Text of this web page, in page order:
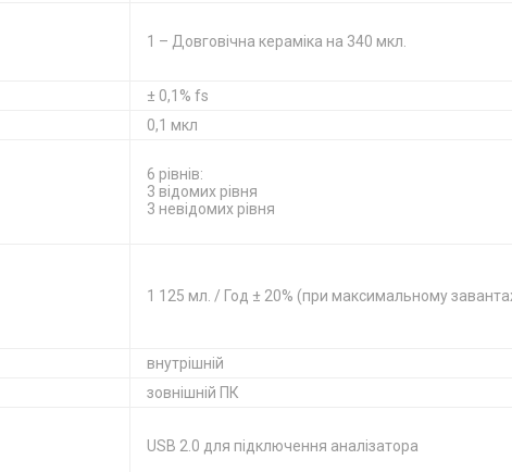
1 – Довговічна кераміка на 340 мкл.
± 0,1% fs
0,1 мкл
6 рівнів:
3 відомих рівня
3 невідомих рівня
1 125 мл. / Год ± 20% (при максимальному
внутрішній
зовнішній ПК
USB 2.0 для підключення аналізатора